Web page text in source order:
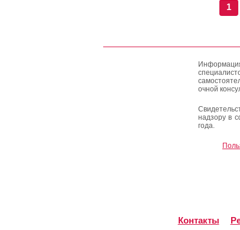
1
очной
надзору в
года.
Контакты